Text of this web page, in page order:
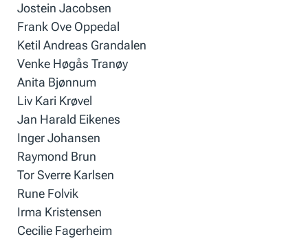
Jostein Jacobsen
Frank Ove Oppedal
Ketil Andreas Grandalen
Venke Høgås Tranøy
Anita Bjønnum
Liv Kari Krøvel
Jan Harald Eikenes
Inger Johansen
Raymond Brun
Tor Sverre Karlsen
Rune Folvik
Irma Kristensen
Cecilie Fagerheim